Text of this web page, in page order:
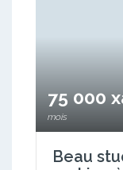
75 000
mois
Beau